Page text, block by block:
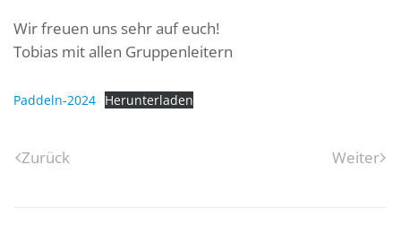
Wir freuen uns sehr auf euch!
Tobias mit allen Gruppenleitern
Paddeln-2024 Herunterladen
Zurück Weiter